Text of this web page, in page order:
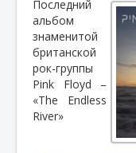
Последний
альбом
знаменитой
британской
рок-группы
Pink Floyd –
«The Endless
River»